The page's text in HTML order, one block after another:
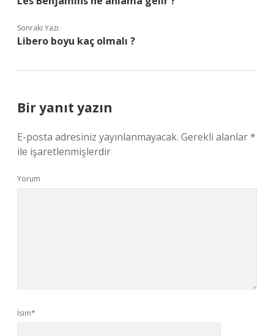
Sonraki Yazı
Libero boyu kaç olmalı ?
Bir yanıt yazın
E-posta adresiniz yayınlanmayacak. Gerekli alanlar*
ile işaretlenmişlerdir
Yorum
İsim*